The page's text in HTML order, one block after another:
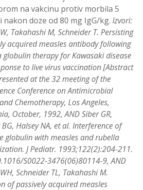
na vakcinu protiv morbila 5
nakon doze od 80 mg IgG/kg. Izvori:
Takahashi M, Schneider T. Persisting
acquired measles antibody following
globulin therapy for Kawasaki disease
to live virus vaccination [Abstract
at the 32 meeting of the
Conference on Antimicrobial
Chemotherapy, Los Angeles,
October, 1992, AND Siber GR,
Halsey NA, et al. Interference of
globulin with measles and rubella
J Pediatr. 1993;122(2):204-211.
S0022-3476(06)80114-9, AND
Schneider TL, Takahashi M.
of passively acquired measles